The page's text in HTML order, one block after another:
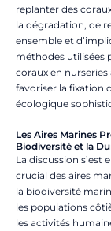
replanter des
la dégradation, de
ensemble et
méthodes utilisées
coraux en
favoriser la fixation
écologique
Les Aires Marines
Biodiversité et la
La discussion
crucial des aires
la biodiversité
les populations
les activités